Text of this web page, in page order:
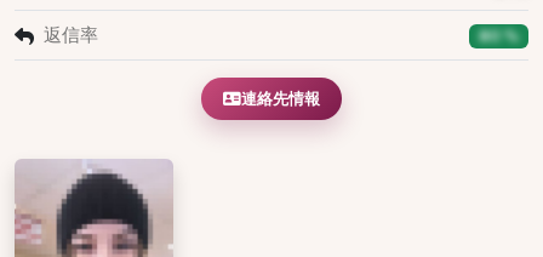
返信率 80 %
連絡先情報